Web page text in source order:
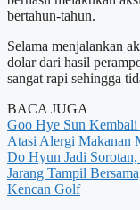
bertahun-tahun.
Selama menjalankan
dolar dari hasil
sangat rapi sehingga
BACA JUGA
Goo Hye Sun Kembali
Atasi Alergi Makanan
Do Hyun Jadi
Jarang Tampil
Kencan Golf